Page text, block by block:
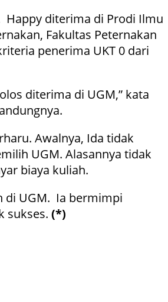
Happy diterima di Prodi Ilmu
Fakultas Peternakan
penerima UKT 0 dari
diterima di UGM,” kata
Awalnya, Ida tidak
UGM. Alasannya tidak
biaya kuliah.
di UGM. Ia bermimpi
sukses. (*)